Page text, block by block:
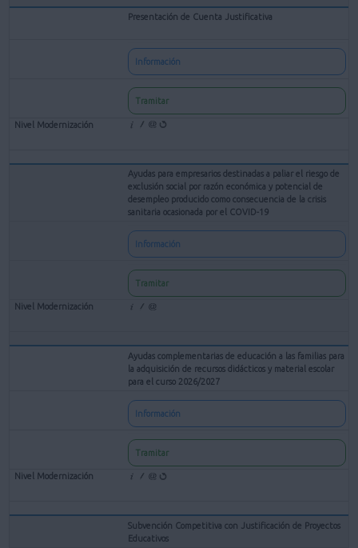
Presentación de Cuenta Justificativa
Información
Tramitar
Ayudas para empresarios destinadas a paliar el riesgo de
exclusión social por razón económica y potencial de
desempleo producido como consecuencia de la crisis
sanitaria ocasionada por el COVID-19
Información
Tramitar
Ayudas complementarias de educación a las familias para
la adquisición de recursos didácticos y material escolar
para el curso 2026/2027
Información
Tramitar
Subvención Competitiva con Justificación de Proyectos
Educativos